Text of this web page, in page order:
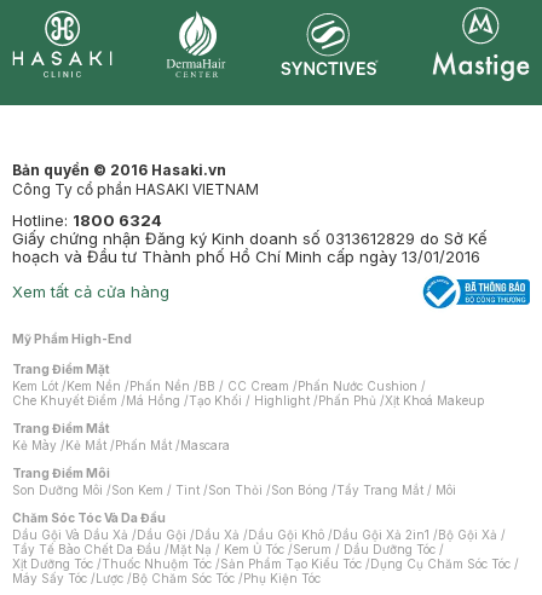
Bản quyền © 2016 Hasaki.vn
Công Ty cổ phần HASAKI VIETNAM
Hotline: 1800 6324
Giấy chứng nhận Đăng ký Kinh doanh số 0313612829 do Sở Kế
hoạch và Đầu tư Thành phố Hồ Chí Minh cấp ngày 13/01/2016
Xem tất cả cửa hàng
Mỹ Phẩm High-End
Trang Điểm Mặt
Kem Lót /Kem Nền /Phấn Nền /BB / CC Cream /Phấn Nước Cushion /
Che Khuyết Điểm /Má Hồng /Tạo Khối / Highlight /Phấn Phủ /Xịt Khoá Makeup
Trang Điểm Mắt
Kẻ Mày /Kẻ Mắt /Phấn Mắt /Mascara
Trang Điểm Môi
Son Dưỡng Môi /Son Kem / Tint /Son Thỏi /Son Bóng /Tẩy Trang Mắt / Môi
Chăm Sóc Tóc Và Da Đầu
Dầu Gội Và Dầu Xả /Dầu Gội /Dầu Xả /Dầu Gội Khô /Dầu Gội Xả 2in1 /Bộ Gội Xả /
Tẩy Tế Bào Chết Da Đầu /Mặt Nạ / Kem Ủ Tóc /Serum / Dầu Dưỡng Tóc /
Xịt Dưỡng Tóc /Thuốc Nhuộm Tóc /Sản Phẩm Tạo Kiểu Tóc /Dụng Cụ Chăm Sóc Tóc /
Máy Sấy Tóc /Lược /Bộ Chăm Sóc Tóc /Phụ Kiện Tóc